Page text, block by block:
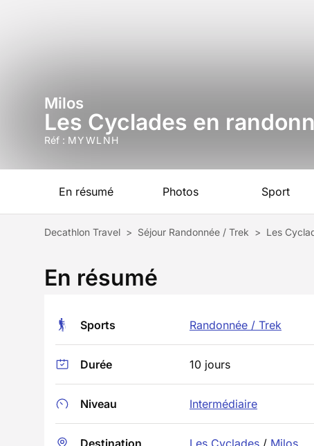
Milos
Les Cyclades en
Réf : MYWLNH
En résumé Photos Sport
Decathlon Travel > Séjour Randonnée / Trek > Les
En résumé
Sports Randonnée / Trek
Durée 10 jours
Niveau Intermédiaire
Destination Les Cyclades / Milos